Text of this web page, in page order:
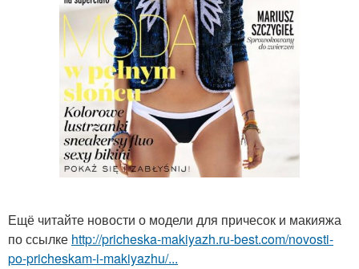
Ещё читайте новости о модели для причесок и макияжа
по ссылке http://pricheska-makiyazh.ru-best.com/novosti-
po-pricheskam-i-makiyazhu/...